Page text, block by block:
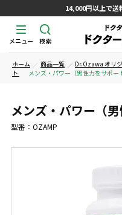
14,000円以上で送
検索
メニュー
ホーム 商品一覧 Dr.Ozawa オリ
ト
メンズ・パワー（男性力をサポー
メンズ・パワー（男
型番：OZAMP